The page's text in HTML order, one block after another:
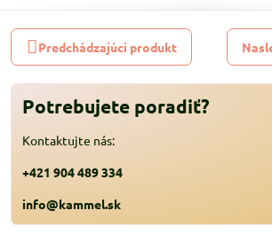
Predchádzajúci produkt
Potrebujete poradiť?
Kontaktujte nás:
+421 904 489 334
info@kammel.sk